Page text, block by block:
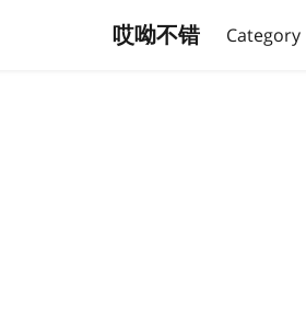
哎呦不错 Category